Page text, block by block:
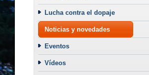
Lucha contra el dopaje
Noticias y novedades
Eventos
Vídeos